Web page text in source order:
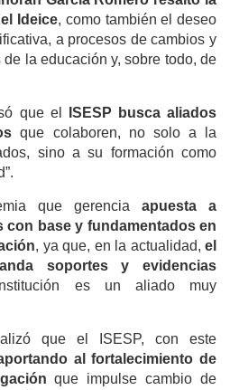
Ideice, como también el deseo
a procesos de cambios y
la educación y, sobre todo, de
que el ISESP
busca aliados
que colaboren, no solo a la
sino a su formación como
que gerencia apuesta a
con base y fundamentados en
, ya que, en la actualidad, el
soportes y evidencias
es un aliado muy
que el ISESP, con este
al fortalecimiento de
que impulse cambio de